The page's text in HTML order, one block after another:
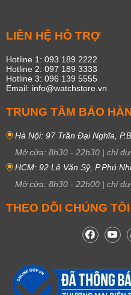
di chuyển qua nhiều khu vực hay
đối với những người yêu thích du
môi trường đòi hỏi sự chính xác về
Ngoài ra, dòng đồng hồnày cũng
dành cho người đam mê thể thao
năng điển hình có thể kể đến như:
giới, chế độ bấm giờ thể thao,
thống đèn LED siêu sáng hỗ trợ
giúp tiết kiệm năng lượng hiệu quả.
LIÊN HỆ HỖ TRỢ
Hotline 1: 093 189 2222
Hotline 2: 097 189 3333
Hotline 3: 096 139 5555
Email: info@watchstore.vn
TRUNG TÂM BẢO
Hà Nội: 97 Trần Đại Nghĩa,
Mở cửa: 8h30 - 22h30 | chỉ
HCM: 92 Lê Văn Sỹ, P.Phú
Mở cửa: 8h30 - 22h00 | chỉ
THEO DÕI CHÚNG